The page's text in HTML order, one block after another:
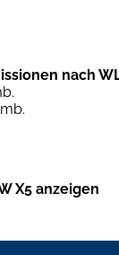
nach
X5 anzeigen